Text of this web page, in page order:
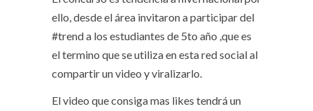
ello, desde el área invitaron a participar del
#trend a los estudiantes de 5to año ,que es
el termino que se utiliza en esta red social al
compartir un video y viralizarlo.
El video que consiga mas likes tendrá un